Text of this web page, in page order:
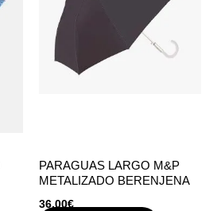
PARAGUAS LARGO M&P
METALIZADO BERENJENA
36,00€